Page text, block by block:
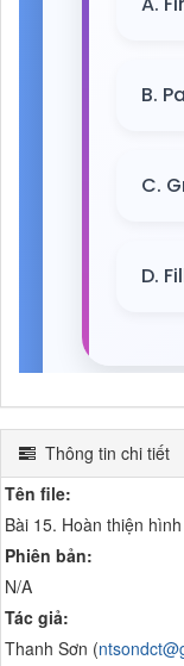
Thông tin chi tiết
Tên file:
Bài 15. Hoàn thiện
Phiên bản:
N/A
Tác giả:
Thanh Sơn (